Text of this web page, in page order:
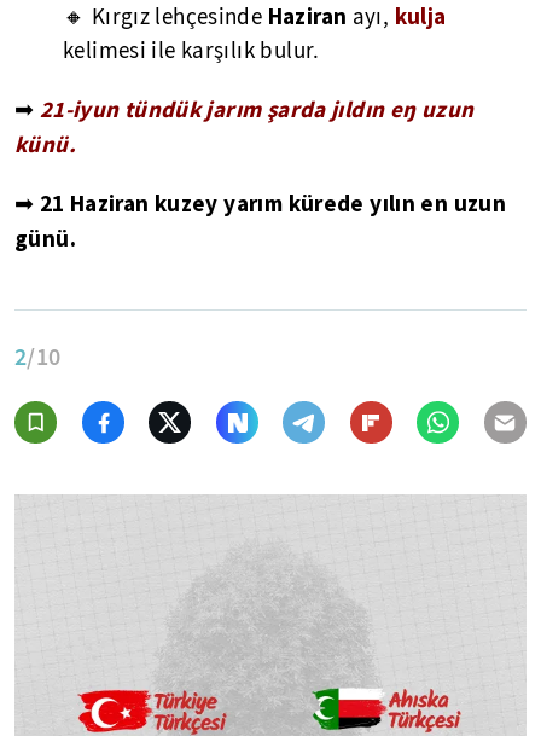
🔸 Kırgız lehçesinde Haziran ayı, kulja
kelimesi ile karşılık bulur.
➡ 21-iyun tündük jarım şarda jıldın eŋ uzun
künü.
➡ 21 Haziran kuzey yarım kürede yılın en uzun
günü.
2/10